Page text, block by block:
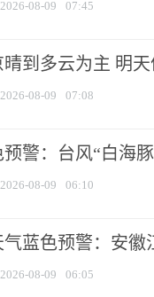
2026-08-09 07:45
晴到多云为主 明
2026-08-09 07:08
预警：台风“白海
2026-08-09 06:10
蓝色预警：安徽
2026-08-09 06:05